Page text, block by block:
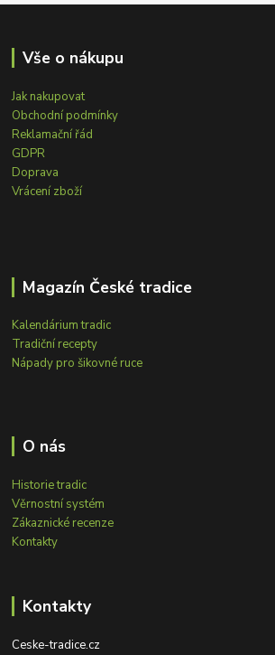
Vše o nákupu
Jak nakupovat
Obchodní podmínky
Reklamační řád
GDPR
Doprava
Vrácení zboží
Magazín České tradice
Kalendárium tradic
Tradiční recepty
Nápady pro šikovné ruce
O nás
Historie tradic
Věrnostní systém
Zákaznické recenze
Kontakty
Kontakty
Ceske-tradice.cz